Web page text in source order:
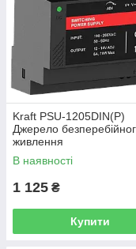
Kraft PSU-1205DIN(P)
Джерело
живлення
В наявності
1 125 ₴
Купити